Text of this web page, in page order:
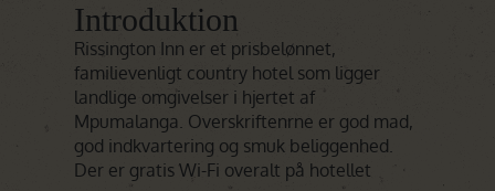
Introduktion
Rissington Inn er et prisbelønnet,
familievenligt country hotel som ligger
landlige omgivelser i hjertet af
Mpumalanga. Overskriftenrne er god mad,
god indkvartering og smuk beliggenhed.
Der er gratis Wi-Fi overalt på hotellet